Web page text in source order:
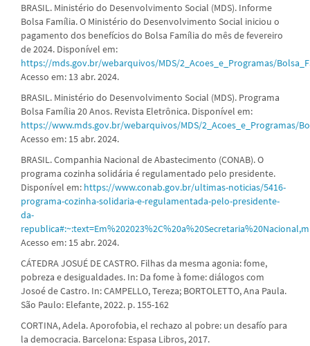
BRASIL. Ministério do Desenvolvimento Social (MDS). Informe
Bolsa Família. O Ministério do Desenvolvimento Social iniciou o
pagamento dos benefícios do Bolsa Família do mês de fevereiro
de 2024. Disponível em:
https://mds.gov.br/webarquivos/MDS/2_Acoes_e_Programas/
Acesso em: 13 abr. 2024.
BRASIL. Ministério do Desenvolvimento Social (MDS). Programa
Bolsa Família 20 Anos. Revista Eletrônica. Disponível em:
https://www.mds.gov.br/webarquivos/MDS/2_Acoes_e_Programas/
Acesso em: 15 abr. 2024.
BRASIL. Companhia Nacional de Abastecimento (CONAB). O
programa cozinha solidária é regulamentado pelo presidente.
Disponível em: https://www.conab.gov.br/ultimas-noticias/5416-
programa-cozinha-solidaria-e-regulamentada-pelo-presidente-
da-
Acesso em: 15 abr. 2024.
CÁTEDRA JOSUÉ DE CASTRO. Filhas da mesma agonia: fome,
pobreza e desigualdades. In: Da fome à fome: diálogos com
Josoé de Castro. In: CAMPELLO, Tereza; BORTOLETTO, Ana Paula.
São Paulo: Elefante, 2022. p. 155-162
CORTINA, Adela. Aporofobia, el rechazo al pobre: un desafío para
la democracia. Barcelona: Espasa Libros, 2017.